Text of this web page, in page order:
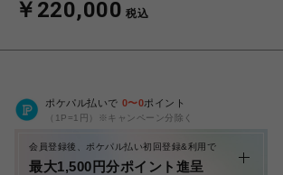
￥220,000 税込
ポケパル払いで 0〜0ポイント
（1P=1円）※キャンペーン分除く
会員登録後、ポケパル払い初回登録&利用で
最大1,500円分ポイント進呈